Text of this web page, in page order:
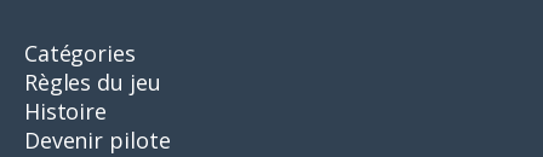
Catégories
Règles du jeu
Histoire
Devenir pilote